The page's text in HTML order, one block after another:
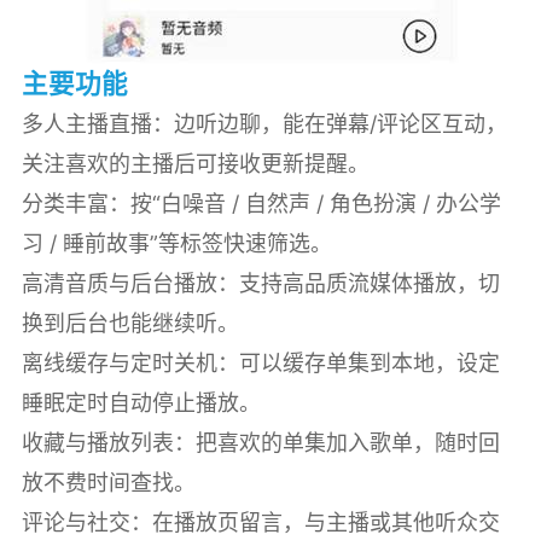
主要功能
多人主播直播：边听边聊，能在弹幕/评论区互动，
关注喜欢的主播后可接收更新提醒。
分类丰富：按“白噪音 / 自然声 / 角色扮演 / 办公学
习 / 睡前故事”等标签快速筛选。
高清音质与后台播放：支持高品质流媒体播放，切
换到后台也能继续听。
离线缓存与定时关机：可以缓存单集到本地，设定
睡眠定时自动停止播放。
收藏与播放列表：把喜欢的单集加入歌单，随时回
放不费时间查找。
评论与社交：在播放页留言，与主播或其他听众交